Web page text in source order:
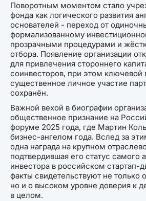
Поворотным моментом стало
фонда как логического развития
основателей - переход от
формализованному
прозрачными процедурами и
отбора. Появление организации
для привлечения стороннего
соинвесторов, при этом ключевой
существенное личное участие
сохранён.
Важной вехой в биографии
общественное признание на
форуме 2025 года, где Мартин
бизнес-ангелом года. Вслед за
одна награда на крупном
подтвердившая его статус самого
инвестора в российском
факты свидетельствуют не только
но и о высоком уровне доверия к
в целом.